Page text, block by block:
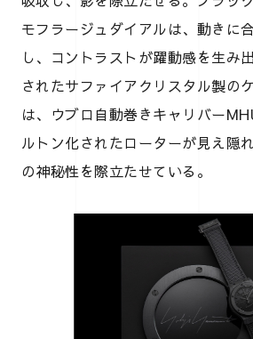
モフラージュダイアルは、動きに
し、コントラストが躍動感を生み
されたサファイアクリスタル製の
は、ウブロ自動巻きキャリバー
ルトン化されたローターが見え隠
の神秘性を際立たせている。